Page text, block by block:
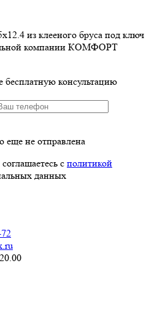
из клееного бруса под ключ
компании КОМФОРТ
бесплатную консультацию
еще не отправлена
с политикой
данных